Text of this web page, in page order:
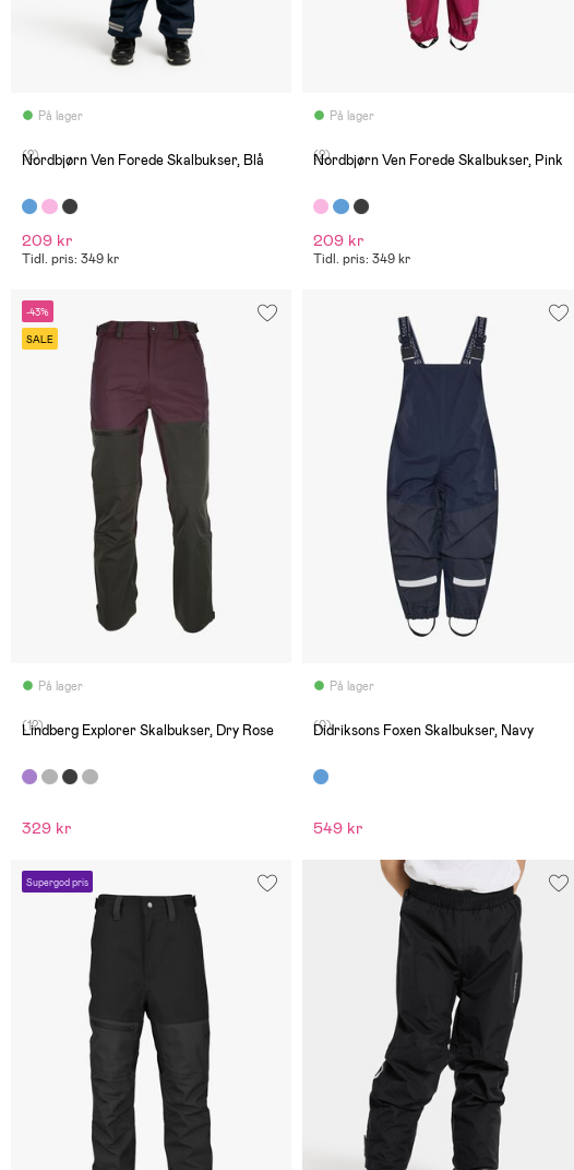
På lager
(2)
Nordbjørn Ven Forede Skalbukser, Blå
209 kr
Tidl. pris: 349 kr
På lager
(2)
Nordbjørn Ven Forede Skalbukser, Pink
209 kr
Tidl. pris: 349 kr
-43%
SALE
På lager
(12)
Lindberg Explorer Skalbukser, Dry Rose
329 kr
På lager
(0)
Didriksons Foxen Skalbukser, Navy
549 kr
Supergod pris